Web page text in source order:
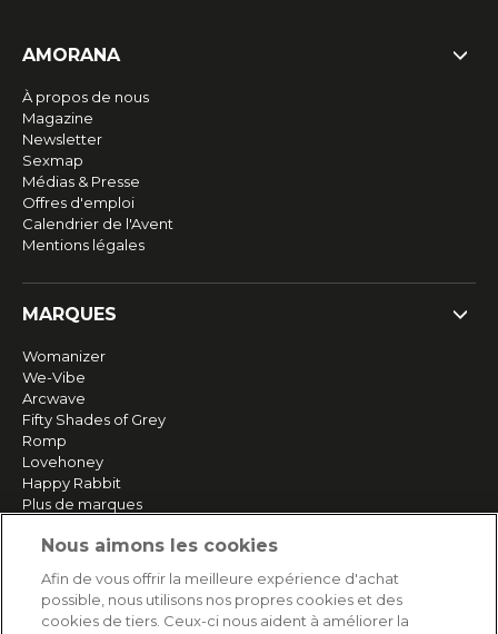
AMORANA
À propos de nous
Magazine
Newsletter
Sexmap
Médias & Presse
Offres d'emploi
Calendrier de l'Avent
Mentions légales
MARQUES
Womanizer
We-Vibe
Arcwave
Fifty Shades of Grey
Romp
Lovehoney
Happy Rabbit
Plus de marques
SERVICE
Livraison rapide et gratuite
Nous aimons les cookies
Afin de vous offrir la meilleure expérience d'achat
possible, nous utilisons nos propres cookies et des
cookies de tiers. Ceux-ci nous aident à améliorer la